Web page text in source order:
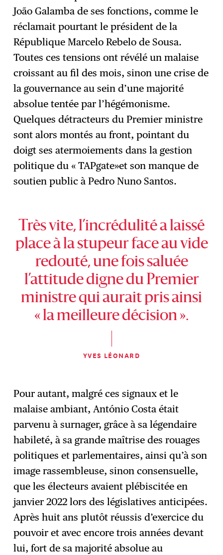
João Galamba de ses fonctions, comme le
réclamait pourtant le président de la
République Marcelo Rebelo de Sousa.
Toutes ces tensions ont révélé un malaise
croissant au fil des mois, sinon une crise de
la gouvernance au sein d’une majorité
absolue tentée par l’hégémonisme.
Quelques détracteurs du Premier ministre
sont alors montés au front, pointant du
doigt ses atermoiements dans la gestion
politique du « TAPgate»et son manque de
soutien public à Pedro Nuno Santos.
Très vite, l’incrédulité a laissé
place à la stupeur face au vide
redouté, une fois saluée
l’attitude digne du Premier
ministre qui aurait pris ainsi
« la meilleure décision ».
YVES LÉONARD
Pour autant, malgré ces signaux et le
malaise ambiant, António Costa était
parvenu à surnager, grâce à sa légendaire
habileté, à sa grande maîtrise des rouages
politiques et parlementaires, ainsi qu’à son
image rassembleuse, sinon consensuelle,
que les électeurs avaient plébiscitée en
janvier 2022 lors des législatives anticipées.
Après huit ans plutôt réussis d’exercice du
pouvoir et avec encore trois années devant
lui, fort de sa majorité absolue au